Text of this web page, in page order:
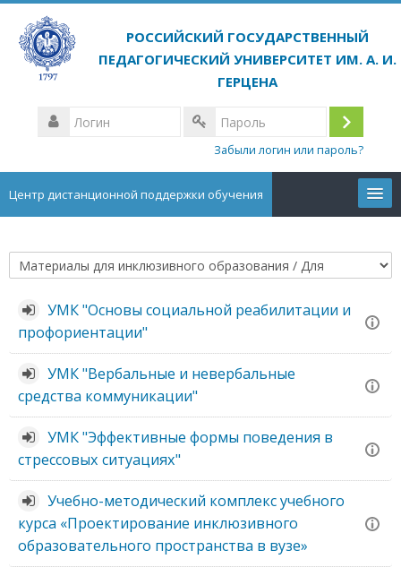
основному
содержанию
Логин
Вход
Забыли логин или пароль?
Центр дистанционной поддержки обучения
Поиск
Категории
УМК "Основы социальной реабилитации и
профориентации"
УМК "Вербальные и невербальные
средства коммуникации"
УМК "Эффективные формы поведения в
стрессовых ситуациях"
Учебно-методический комплекс учебного
курса «Проектирование инклюзивного
образовательного пространства в вузе»